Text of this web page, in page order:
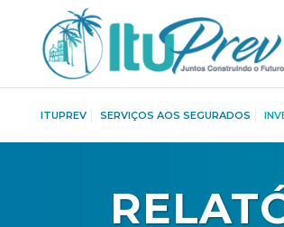
ITUPREV SERVIÇOS AOS SEGURADOS